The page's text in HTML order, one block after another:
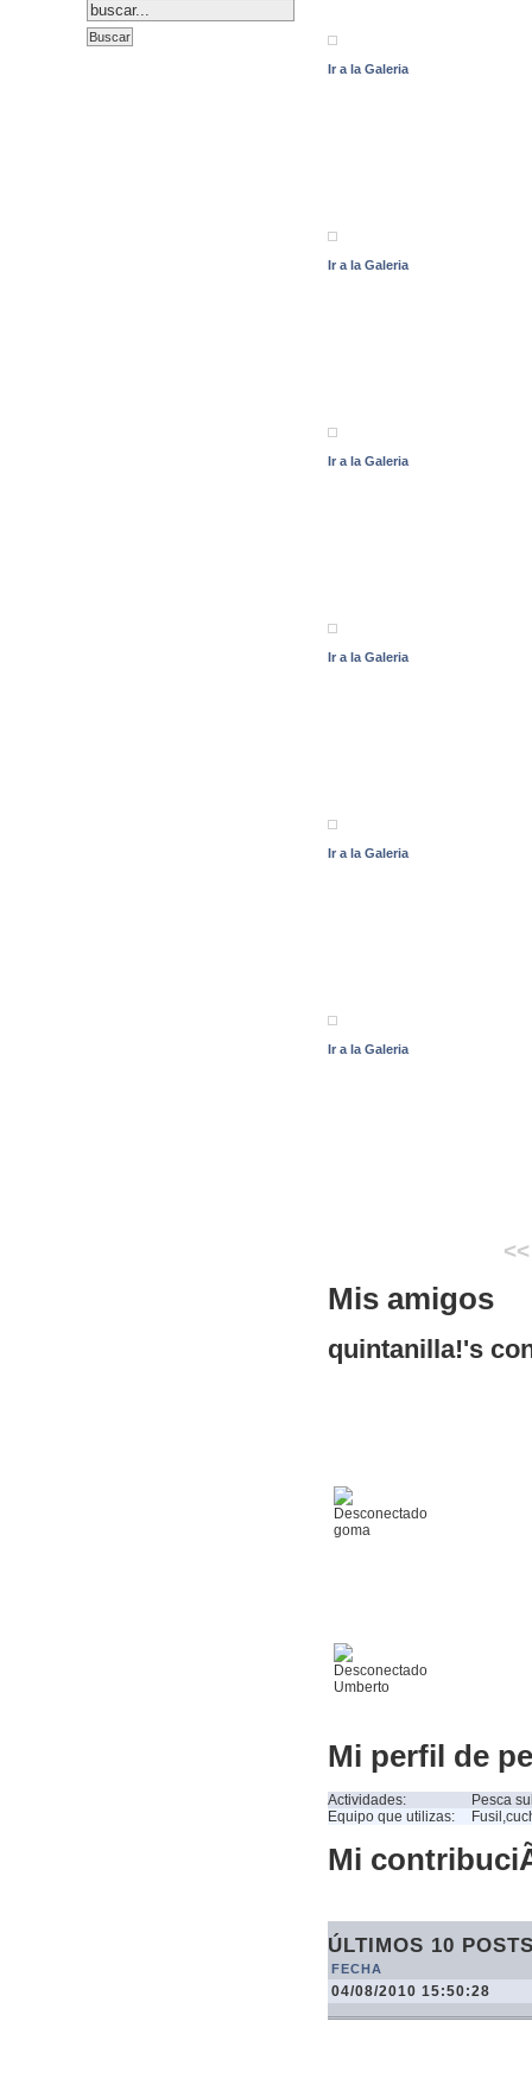
Ir a la Galeria
Ir a la Galeria
Ir a la Galeria
Ir a la Galeria
Ir a la Galeria
Ir a la Galeria
Mis amigos
quintanilla!'s
goma
Umberto
Mi perfil de
Actividades:
Pesca
Equipo que utilizas:
Mi
ÚLTIMOS 10
FECHA
04/08/2010 15:50:28